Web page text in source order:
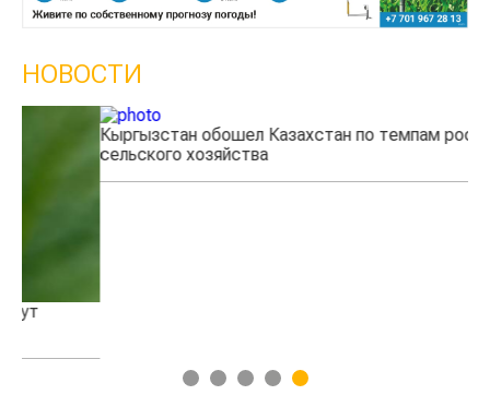
НОВОСТИ
Кыргызстан обошел Казахстан по темпам роста
сельского хозяйства
1 2 3 4 5